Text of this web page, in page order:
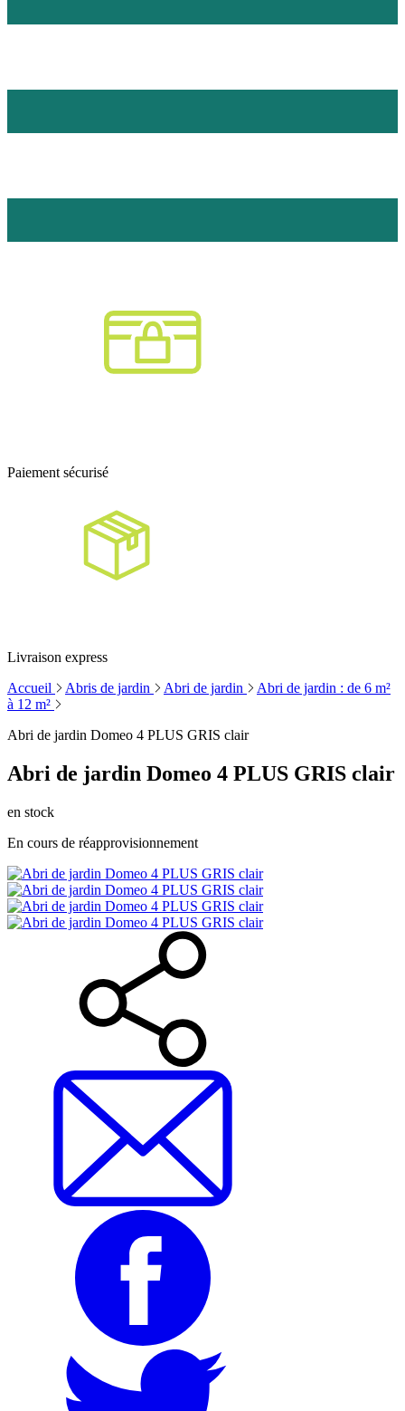
Paiement sécurisé
Livraison express
Accueil
Abris de jardin Abri de jardin
Abri de jardin : de 6 m²
à 12 m²
Abri de jardin Domeo 4 PLUS GRIS clair
Abri de jardin Domeo 4 PLUS GRIS clair
en stock
En cours de réapprovisionnement